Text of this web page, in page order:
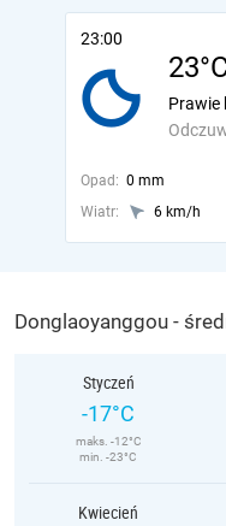
23:00
Prawie
Opad: 0 mm
Wiatr:
6 km/h
Donglaoyanggou -
Styczeń
-17°C
maks. -12°C
min. -23°C
Kwiecień